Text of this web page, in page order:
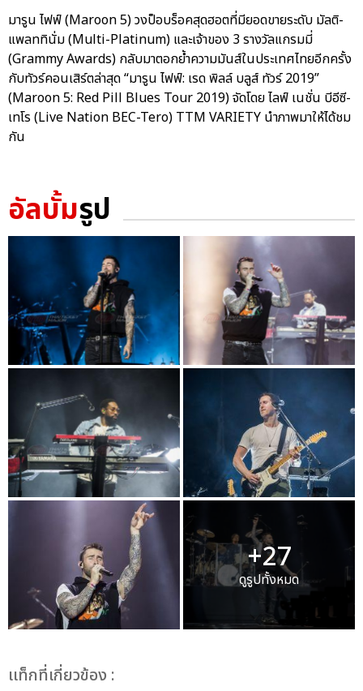
มารูน ไฟฟ์ (Maroon 5) วงป็อบร็อคสุดฮอตที่มียอดขายระดับ มัลติ-
แพลททินั่ม (Multi-Platinum) และเจ้าของ 3 รางวัลแกรมมี่
(Grammy Awards) กลับมาตอกย้ำความมันส์ในประเทศไทยอีกครั้ง
กับทัวร์คอนเสิร์ตล่าสุด “มารูน ไฟฟ์: เรด พิลล์ บลูส์ ทัวร์ 2019”
(Maroon 5: Red Pill Blues Tour 2019) จัดโดย ไลฟ์ เนชั่น บีอีซี-
เทโร (Live Nation BEC-Tero) TTM VARIETY นำภาพมาให้ได้ชม
กัน
อัลบั้มรูป
+27
ดูรูปทั้งหมด
เเท็กที่เกี่ยวข้อง :